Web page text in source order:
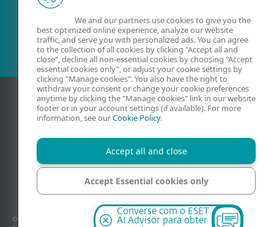
Cliente atual?
Política de privacidade
Avisos jurídicos
© 1992–2026 ESET, spol. s r.o. – Todos os direitos reservados. As marcas aqui usadas
Converse com o ESET
AI Advisor para obter
We and our partners use cookies to give you the
best optimized online experience, analyze our website
traffic, and serve you with personalized ads. You can agree
to the collection of all cookies by clicking "Accept all and
close", decline all non-essential cookies by choosing "Accept
essential cookies only", or adjust your cookie settings by
clicking "Manage cookies". You also have the right to
withdraw your consent or change your cookie preferences
anytime by clicking the "Manage cookies" link in our website
footer or in your account settings (if available). For more
information, see ourCookie Policy.
Accept all and close
Accept Essential cookies only
Manage cookies